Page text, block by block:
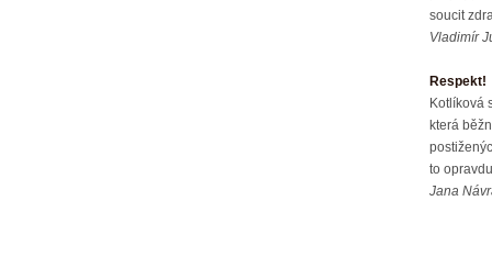
soucit
Vladimír
Respekt!
Kotlíková
která
to
Jana